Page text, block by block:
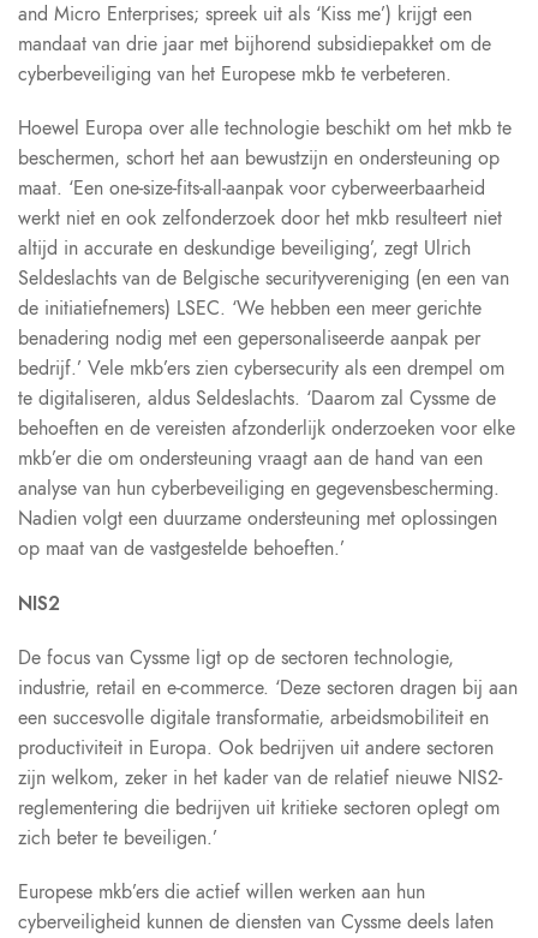
and Micro Enterprises; spreek uit als ‘Kiss me’) krijgt een
mandaat van drie jaar met bijhorend subsidiepakket om de
cyberbeveiliging van het Europese mkb te verbeteren.
Hoewel Europa over alle technologie beschikt om het mkb te
beschermen, schort het aan bewustzijn en ondersteuning op
maat. ‘Een one-size-fits-all-aanpak voor cyberweerbaarheid
werkt niet en ook zelfonderzoek door het mkb resulteert niet
altijd in accurate en deskundige beveiliging’, zegt Ulrich
Seldeslachts van de Belgische securityvereniging (en een van
de initiatiefnemers) LSEC. ‘We hebben een meer gerichte
benadering nodig met een gepersonaliseerde aanpak per
bedrijf.’ Vele mkb’ers zien cybersecurity als een drempel om
te digitaliseren, aldus Seldeslachts. ‘Daarom zal Cyssme de
behoeften en de vereisten afzonderlijk onderzoeken voor elke
mkb’er die om ondersteuning vraagt aan de hand van een
analyse van hun cyberbeveiliging en gegevensbescherming.
Nadien volgt een duurzame ondersteuning met oplossingen
op maat van de vastgestelde behoeften.’
NIS2
De focus van Cyssme ligt op de sectoren technologie,
industrie, retail en e-commerce. ‘Deze sectoren dragen bij aan
een succesvolle digitale transformatie, arbeidsmobiliteit en
productiviteit in Europa. Ook bedrijven uit andere sectoren
zijn welkom, zeker in het kader van de relatief nieuwe NIS2-
reglementering die bedrijven uit kritieke sectoren oplegt om
zich beter te beveiligen.’
Europese mkb’ers die actief willen werken aan hun
cyberveiligheid kunnen de diensten van Cyssme deels laten